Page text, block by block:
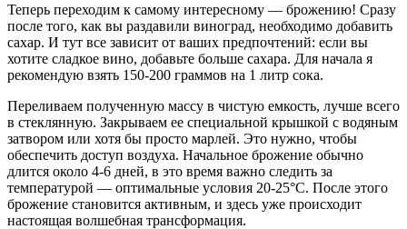
Теперь переходим к самому интересному — брожению! Сразу
после того, как вы раздавили виноград, необходимо добавить
сахар. И тут все зависит от ваших предпочтений: если вы
хотите сладкое вино, добавьте больше сахара. Для начала я
рекомендую взять 150-200 граммов на 1 литр сока.
Переливаем полученную массу в чистую емкость, лучше всего
в стеклянную. Закрываем ее специальной крышкой с водяным
затвором или хотя бы просто марлей. Это нужно, чтобы
обеспечить доступ воздуха. Начальное брожение обычно
длится около 4-6 дней, в это время важно следить за
температурой — оптимальные условия 20-25°C. После этого
брожение становится активным, и здесь уже происходит
настоящая волшебная трансформация.